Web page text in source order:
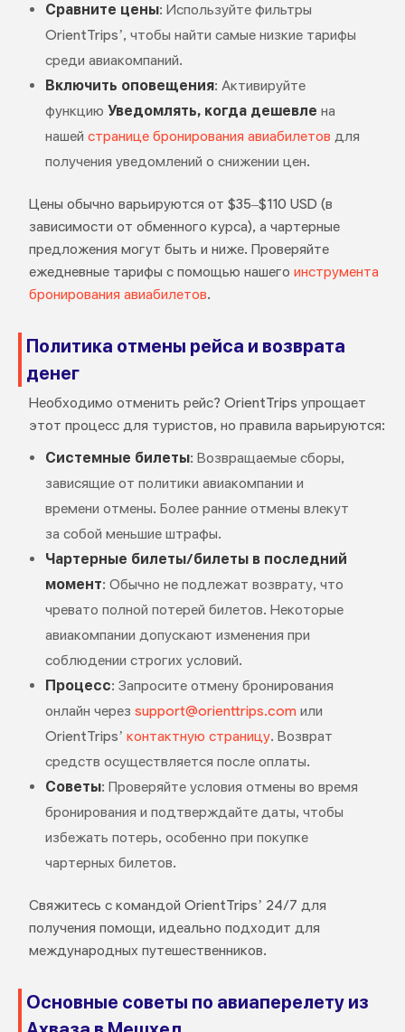
Сравните цены: Используйте фильтры
OrientTrips’, чтобы найти самые низкие тарифы
среди авиакомпаний.
Включить оповещения: Активируйте
функцию Уведомлять, когда дешевле на
нашей странице бронирования авиабилетов для
получения уведомлений о снижении цен.
Цены обычно варьируются от $35–$110 USD (в
зависимости от обменного курса), а чартерные
предложения могут быть и ниже. Проверяйте
ежедневные тарифы с помощью нашего инструмента
бронирования авиабилетов.
Политика отмены рейса и возврата
денег
Необходимо отменить рейс? OrientTrips упрощает
этот процесс для туристов, но правила варьируются:
Системные билеты: Возвращаемые сборы,
зависящие от политики авиакомпании и
времени отмены. Более ранние отмены влекут
за собой меньшие штрафы.
Чартерные билеты/билеты в последний
момент: Обычно не подлежат возврату, что
чревато полной потерей билетов. Некоторые
авиакомпании допускают изменения при
соблюдении строгих условий.
Процесс: Запросите отмену бронирования
онлайн через support@orienttrips.comили
OrientTrips’ контактную страницу. Возврат
средств осуществляется после оплаты.
Советы: Проверяйте условия отмены во время
бронирования и подтверждайте даты, чтобы
избежать потерь, особенно при покупке
чартерных билетов.
Свяжитесь с командой OrientTrips’ 24/7 для
получения помощи, идеально подходит для
международных путешественников.
Основные советы по авиаперелету из